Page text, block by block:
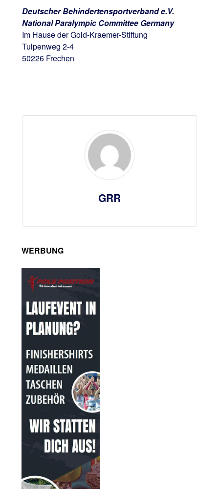
Deutscher Behindertensportverband e.V.
National Paralympic Committee Germany
Im Hause der Gold-Kraemer-Stiftung
Tulpenweg 2-4
50226 Frechen
GRR
WERBUNG